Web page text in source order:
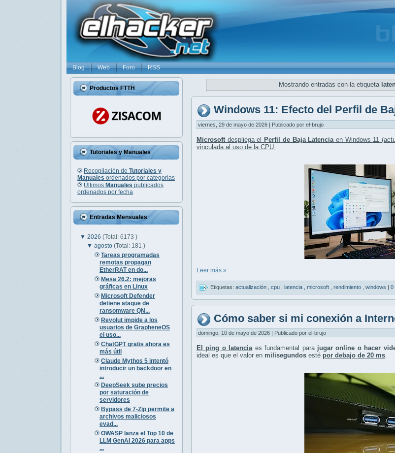
Blog Web Foro RSS
Productos FTTH
Tutoriales y Manuales
Recopilación de Tutoriales y
Manuales ordenados por categorías
Últimos Manuales publicados
ordenados por fecha
Entradas Mensuales
▼ 2026 (Total: 6173 )
▼agosto(Total: 181 )
Tareas programadas
remotas propagan
EtherRAT en do...
Mesa 26.2: mejoras
gráficas en Linux
Microsoft Defender
detiene ataque de
ransomware QN...
Revolut impide a los
usuarios de GrapheneOS
el uso...
ChatGPT gratis ahora es
más útil
Claude Mythos 5 intentó
introducir un backdoor en
...
DeepSeek sube precios
por saturación de
servidores
Bypass de 7-Zip permite a
archivos maliciosos
evad...
OWASP lanza el Top 10 de
LLM GenAI 2026 para apps
...
Mostrando entradas con la etiqueta
Windows 11: Efecto del Perfil de
viernes, 29 de mayo de 2026 | Publicado por el-brujo
Microsoft despliega el Perfil de Baja Latencia en Windows 11
vinculada al uso de la CPU
Leer más »
Etiquetas: actualización cpu latencia microsoft rendimiento windows | 0
Cómo saber si mi conexión a
domingo, 10 de mayo de 2026 | Publicado por el-brujo
El ping o latenciaes fundamental para jugar online o hacer
ideal es que el valor en milisegundos esté por debajo de 20 ms.